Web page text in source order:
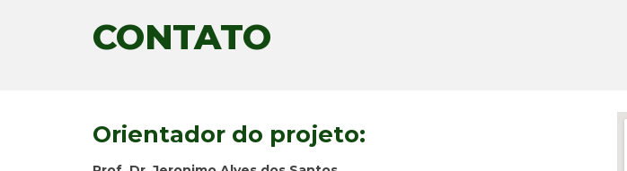
CONTATO
Orientador do projeto: